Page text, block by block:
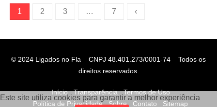
a
g
ç
1 2 3 … 7 ‹
© 2024 Ligados no Fla – CNPJ 48.401.273/0001-74 – Todos os
direitos reservados.
Início Transparência
Termos de Uso
Política de Privacidade
Sobre Contato Sitemap
Este site utiliza cookies para garantir a melhor experiência